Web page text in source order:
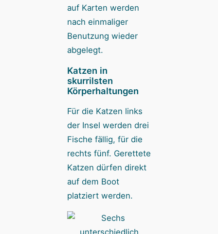
auf Karten werden
nach einmaliger
Benutzung wieder
abgelegt.
Katzen in
skurrilsten
Körperhaltungen
Für die Katzen links
der Insel werden drei
Fische fällig, für die
rechts fünf. Gerettete
Katzen dürfen direkt
auf dem Boot
platziert werden.